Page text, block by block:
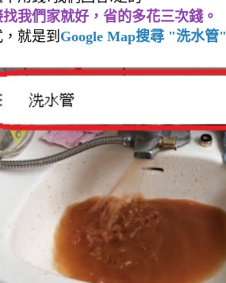
我們家就好，省的多花三次錢。
就是到 Google Map搜尋 "洗水管"